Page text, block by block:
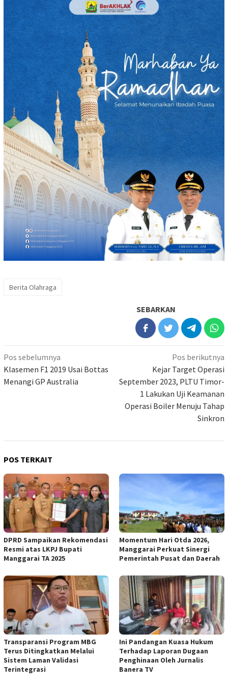
Berita Olahraga
SEBARKAN
Navigasi
pos
Pos sebelumnya
Klasemen F1 2019 Usai Bottas
Menangi GP Australia
Pos berikutnya
Kejar Target Operasi
September 2023, PLTU Timor-
1 Lakukan Uji Keamanan
Operasi Boiler Menuju Tahap
Sinkron
POS TERKAIT
DPRD Sampaikan Rekomendasi
Resmi atas LKPJ Bupati
Manggarai TA 2025
Momentum Hari Otda 2026,
Manggarai Perkuat Sinergi
Pemerintah Pusat dan Daerah
Transparansi Program MBG
Terus Ditingkatkan Melalui
Sistem Laman Validasi
Terintegrasi
Ini Pandangan Kuasa Hukum
Terhadap Laporan Dugaan
Penghinaan Oleh Jurnalis
Banera TV